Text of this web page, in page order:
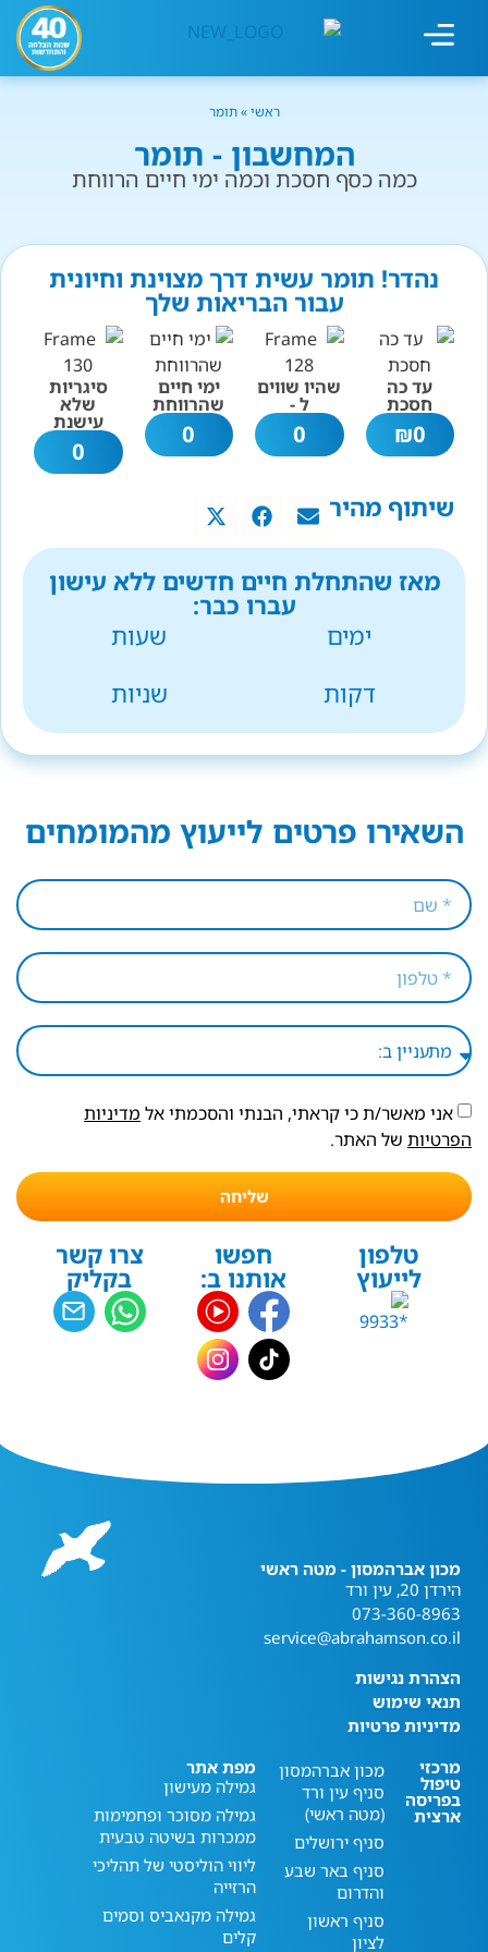
ראשי»תומר
המחשבון - תומר
כמה כסף חסכת וכמה ימי חיים הרווחת
נהדר! תומר עשית דרך מצוינת וחיונית
עבור הבריאות שלך
עד כה
חסכת
0
₪
שהיו שווים
ל -
0
ימי חיים
שהרווחת
0
סיגריות
שלא
עישנת
0
שיתוף מהיר
מאז שהתחלת חיים חדשים ללא עישון
עברו כבר:
ימים
שעות
דקות
שניות
השאירו פרטים לייעוץ מהמומחים
אני מאשר/ת כי קראתי, הבנתי והסכמתי אל מדיניות
הפרטיות של האתר.
שליחה
טלפון
לייעוץ
חפשו
אותנו ב:
צרו קשר
בקליק
מכון אברהמסון - מטה ראשי
הירדן 20, עין ורד
073-360-8963
service@abrahamson.co.il
הצהרת נגישות
תנאי שימוש
מדיניות פרטיות
מרכזי
טיפול
בפריסה
ארצית
מכון אברהמסון
סניף עין ורד
(מטה ראשי)
סניף ירושלים
סניף באר שבע
והדרום
סניף ראשון
לציון
מפת אתר
גמילה מעישון
גמילה מסוכר ופחמימות
ממכרות בשיטה טבעית
ליווי הוליסטי של תהליכי
הרזייה
גמילה מקנאביס וסמים
קלים